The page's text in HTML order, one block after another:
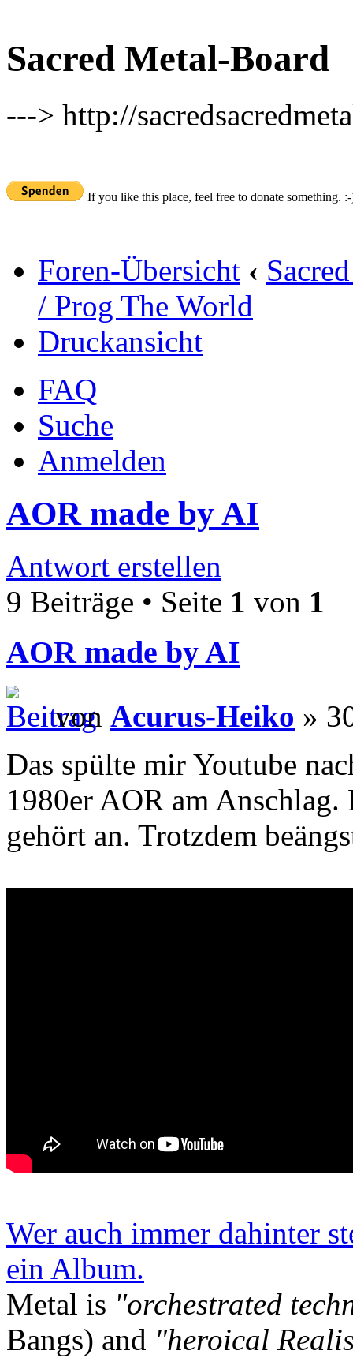
Sacred Metal-Board
---> http://
If you like this place, feel free to donate something.
Foren-Übersicht ‹
/ Prog The World
Druckansicht
FAQ
Suche
Anmelden
AOR made by AI
Antwort erstellen
9 Beiträge • Seite 1 von 1
AOR made by AI
von Acurus-Heiko »
Das spülte mir Youtube
1980er AOR am
gehört an. Trotzdem
Wer auch immer dahinter
ein Album.
Metal is "orchestrated
Bangs) and "heroical